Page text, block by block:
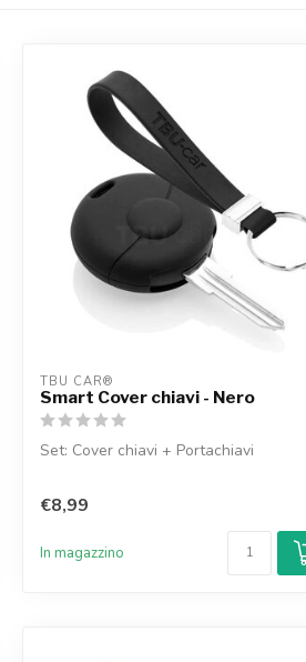
TBU CAR®
Smart Cover chiavi - Nero
Set: Cover chiavi + Portachiavi
€8,99
In magazzino